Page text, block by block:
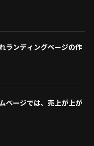
ランディングページの作
ページでは、売上が上が